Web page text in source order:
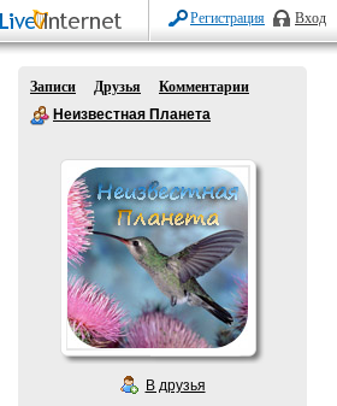
Регистрация Вход
Записи Друзья
Комментарии
Неизвестная Планета
В друзья